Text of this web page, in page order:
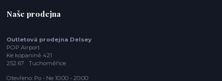
Naše prodejna
Outletová prodejna Delsey
POP Airport
Ke kopanině 421
252 67 Tuchoměřice
Otevřeno: Po - Ne 10:00 - 20:00